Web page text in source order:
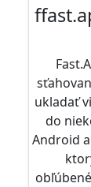
ukladať
do
Android